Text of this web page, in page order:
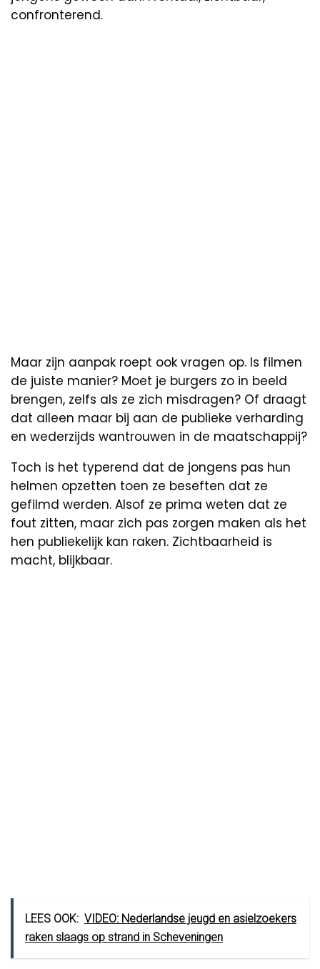
confronterend.
Maar zijn aanpak roept ook vragen op. Is filmen
de juiste manier? Moet je burgers zo in beeld
brengen, zelfs als ze zich misdragen? Of draagt
dat alleen maar bij aan de publieke verharding
en wederzijds wantrouwen in de maatschappij?
Toch is het typerend dat de jongens pas hun
helmen opzetten toen ze beseften dat ze
gefilmd werden. Alsof ze prima weten dat ze
fout zitten, maar zich pas zorgen maken als het
hen publiekelijk kan raken. Zichtbaarheid is
macht, blijkbaar.
LEES OOK: VIDEO: Nederlandse jeugd en asielzoekers
raken slaags op strand in Scheveningen